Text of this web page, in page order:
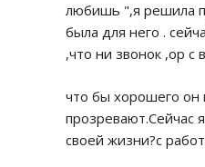
любишь ",я решила
была для него .
,что ни звонок ,ор с
что бы хорошего он
прозревают.Сейчас
своей жизни?с